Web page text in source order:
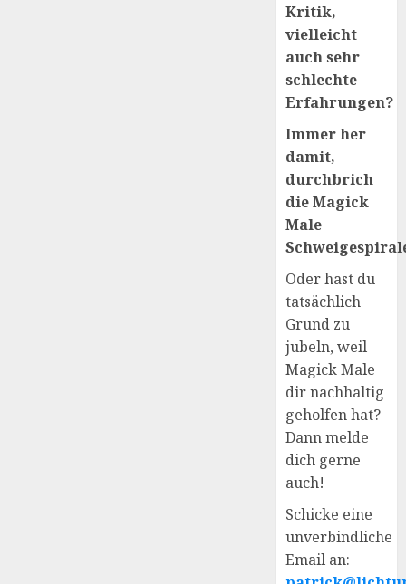
Kritik,
vielleicht
auch sehr
schlechte
Erfahrungen?
Immer her
damit,
durchbrich
die Magick
Male
Oder hast du
tatsächlich
Grund zu
jubeln, weil
Magick Male
dir nachhaltig
geholfen hat?
Dann melde
dich gerne
auch!
Schicke eine
unverbindliche
Email an: